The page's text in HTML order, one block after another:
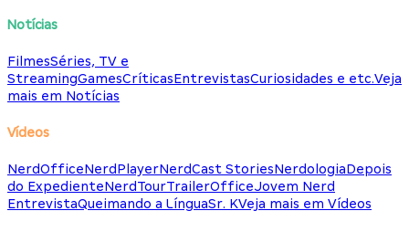
Notícias
FilmesSéries, TV e
StreamingGamesCríticasEntrevistasCuriosidades e etc.Veja
mais em Notícias
Vídeos
NerdOfficeNerdPlayerNerdCast StoriesNerdologiaDepois
do ExpedienteNerdTourTrailerOfficeJovem Nerd
EntrevistaQueimando a LínguaSr. KVeja mais em Vídeos